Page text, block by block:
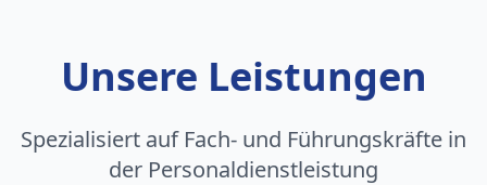
Unsere Leistungen
Spezialisiert auf Fach- und Führungskräfte in
der Personaldienstleistung